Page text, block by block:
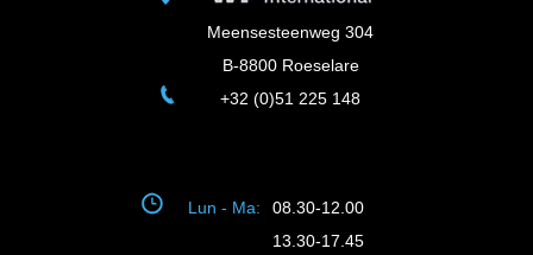
Meensesteenweg 304
B-8800 Roeselare
+32 (0)51 225 148
Lun - Ma:
08.30-12.00
13.30-17.45